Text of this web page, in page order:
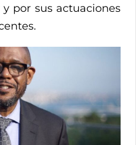
por sus actuaciones